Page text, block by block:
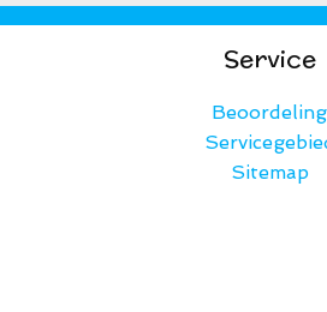
Service
Beoordeling
Sitemap